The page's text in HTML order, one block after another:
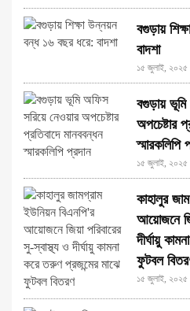
বগুড়ায়
বাদশা
১৫ জুলাই, ২০২৫
বগুড়ায়
অপচেষ্টার
স্মারকলিপি
১৫ জুলাই, ২০২৫
কাহালুর
আয়োজনে
দীর্ঘায়ু
ফুটবল
১৫ জুলাই,